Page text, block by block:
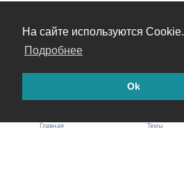
На сайте используются Cookie.
Подробнее
Ok
Главная Темы